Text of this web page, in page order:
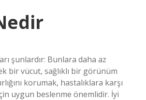
şunlardır: Bunlara daha az
bir vücut, sağlıklı bir görünüm
korumak, hastalıklara karşı
uygun beslenme önemlidir. İyi